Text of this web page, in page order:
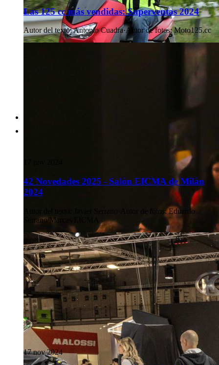
Las 125 cc más vendidas: Superventas 2024
Autor del texto:Antonio Cuadra·Autor de fotos: Moto125.cc
42 Novedades 2025 - Salón EICMA de Milán
2024
Autor de fotos: Eduardo
Serrano/Marcas/EICMA
17 nov 2024